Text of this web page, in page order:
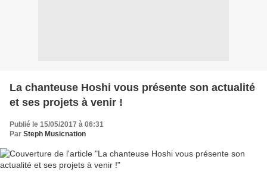
La chanteuse Hoshi vous présente son actualité
et ses projets à venir !
Publié le 15/05/2017 à 06:31
Par Steph Musicnation